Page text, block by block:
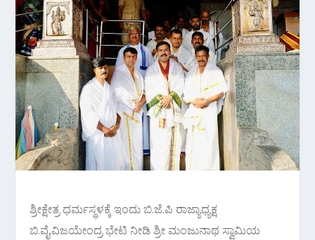
ಶ್ರೀಕ್ಷೇತ್ರ ಧರ್ಮಸ್ಥಳಕ್ಕೆ ಇಂದು ಬಿ.ಜೆ.ಪಿ ರಾಜ್ಯಾಧ್ಯಕ್ಷ
ಬಿ.ವೈ.ವಿಜಯೇಂದ್ರ ಭೇಟಿ ನೀಡಿ ಶ್ರೀ ಮಂಜುನಾಥ ಸ್ವಾಮಿಯ